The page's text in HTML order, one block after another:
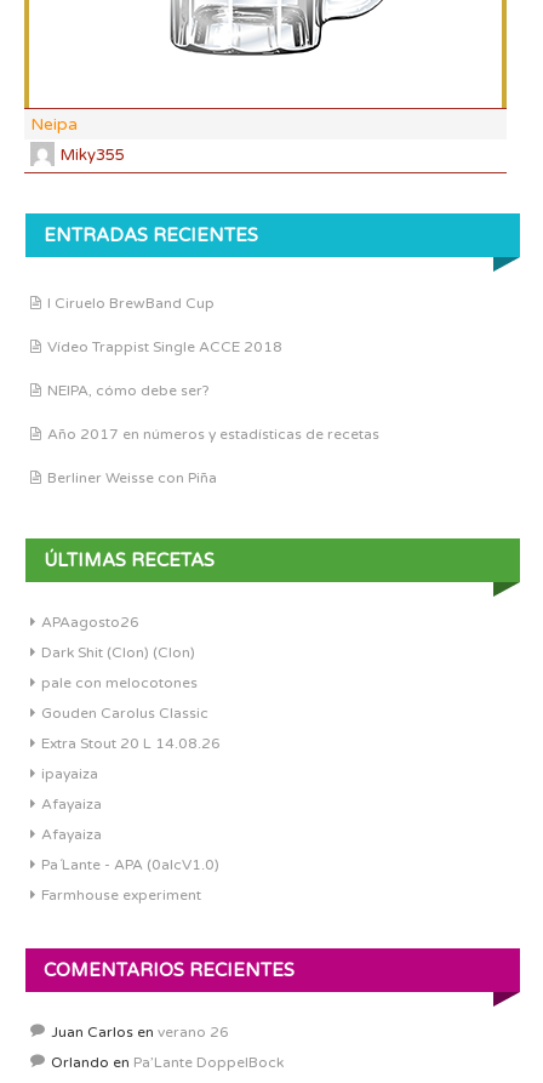
Neipa
Miky355
ENTRADAS RECIENTES
I Ciruelo BrewBand Cup
Vídeo Trappist Single ACCE 2018
NEIPA, cómo debe ser?
Año 2017 en números y estadísticas de recetas
Berliner Weisse con Piña
ÚLTIMAS RECETAS
APAagosto26
Dark Shit (Clon) (Clon)
pale con melocotones
Gouden Carolus Classic
Extra Stout 20 L 14.08.26
ipayaiza
Afayaiza
Afayaiza
Pa´Lante - APA (0alcV1.0)
Farmhouse experiment
COMENTARIOS RECIENTES
Juan Carlos en verano 26
Orlando en Pa’Lante DoppelBock